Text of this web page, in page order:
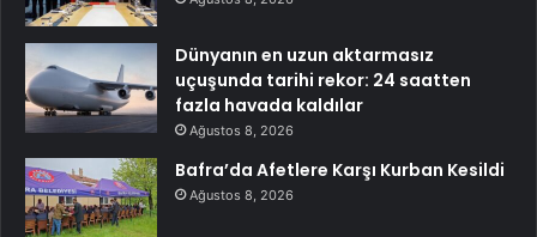
Dünyanın en uzun aktarmasız
uçuşunda tarihi rekor: 24 saatten
fazla havada kaldılar
Ağustos 8, 2026
Bafra’da Afetlere Karşı Kurban Kesildi
Ağustos 8, 2026